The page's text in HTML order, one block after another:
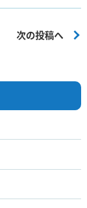
次の投稿へ